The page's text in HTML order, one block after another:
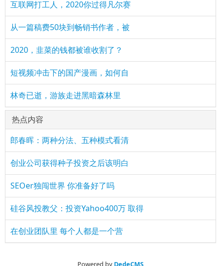
互联网打工人，2020你过得凡尔赛
从一篇稿费50块到畅销书作者，被
2020，韭菜的钱都被谁收割了？
短视频冲击下的国产漫画，如何自
林奇已逝，游族走进黑暗森林里
热点内容
郎春晖：两种分法、五种模式看清
创业公司获得种子投资之后该明白
SEOer独闯世界 你准备好了吗
硅谷风投教父：投资Yahoo400万 取得
在创业团队里 每个人都是一个营
Powered by DedeCMS